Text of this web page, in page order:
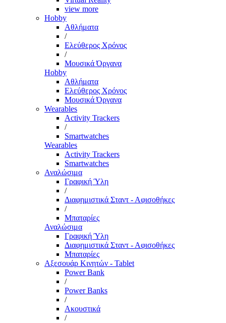
view more
Hobby
Αθλήματα
/
Ελεύθερος Χρόνος
/
Μουσικά Όργανα
Hobby
Αθλήματα
Ελεύθερος Χρόνος
Μουσικά Όργανα
Wearables
Activity Trackers
/
Smartwatches
Wearables
Activity Trackers
Smartwatches
Αναλώσιμα
Γραφική Ύλη
/
Διαφημιστικά Σταντ - Αφισοθήκες
/
Μπαταρίες
Αναλώσιμα
Γραφική Ύλη
Διαφημιστικά Σταντ - Αφισοθήκες
Μπαταρίες
Αξεσουάρ Κινητών - Tablet
Power Bank
/
Power Banks
/
Ακουστικά
/